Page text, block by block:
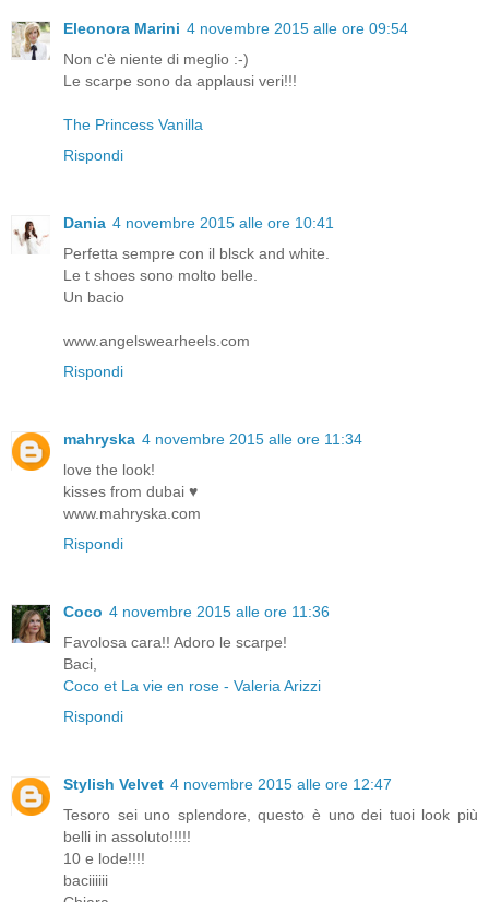
Eleonora Marini 4 novembre 2015 alle ore 09:54
Non c'è niente di meglio :-)
Le scarpe sono da applausi veri!!!
The Princess Vanilla
Rispondi
Dania 4 novembre 2015 alle ore 10:41
Perfetta sempre con il blsck and white.
Le t shoes sono molto belle.
Un bacio
www.angelswearheels.com
Rispondi
mahryska 4 novembre 2015 alle ore 11:34
love the look!
kisses from dubai ♥
www.mahryska.com
Rispondi
Coco 4 novembre 2015 alle ore 11:36
Favolosa cara!! Adoro le scarpe!
Baci,
Coco et La vie en rose - Valeria Arizzi
Rispondi
Stylish Velvet 4 novembre 2015 alle ore 12:47
Tesoro sei uno splendore, questo è uno dei tuoi look più
belli in assoluto!!!!!
10 e lode!!!!
baciiiiii